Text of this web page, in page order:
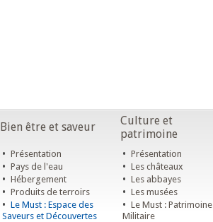
Bien être et saveur
Culture et
patrimoine
• Présentation
• Pays de l'eau
• Hébergement
• Produits de terroirs
• Le Must : Espace des
Saveurs et Découvertes
• Présentation
• Les châteaux
• Les abbayes
• Les musées
• Le Must : Patrimoine
Militaire